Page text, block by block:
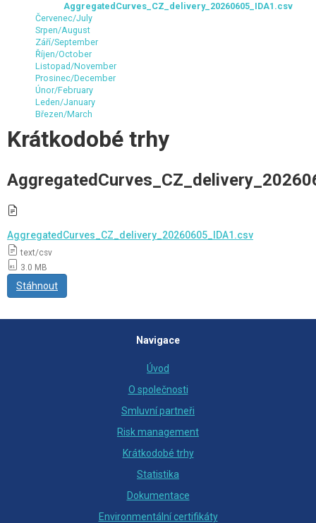
AggregatedCurves_CZ_delivery_20260605_IDA1.csv
Červenec/July
Srpen/August
Září/September
Říjen/October
Listopad/November
Prosinec/December
Únor/February
Leden/January
Březen/March
Krátkodobé trhy
AggregatedCurves_CZ_delivery_20260605_IDA1.csv
text/csv
3.0 MB
Stáhnout
Navigace
Úvod
O společnosti
Smluvní partneři
Risk management
Krátkodobé trhy
Statistika
Dokumentace
Environmentální certifikáty